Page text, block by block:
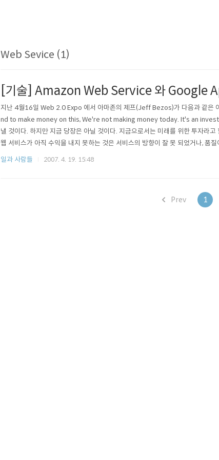
Web Sevice (1)
[기술] Amazon Web Service 와 Google
지난 4월16일 Web 2.0 Expo 에서 아마존의 제프(Jeff Bezos)가 다음과 같은
nd to make money on this, We're not making money today. It's an
낼 것이다. 하지만 지금 당장은 아닐 것이다. 지금으로서는 미래를 위한 투자라
웹 서비스가 아직 수익을 내지 못하는 것은 서비스의 방향이 잘 못 되었거나, 품질
존의 웹 서비스가 필요한 부분의 발전이 덜 이루어졌기 때문입니다. 이 부분의 발
일과 사람들 2007. 4. 19. 15:48
Prev 1